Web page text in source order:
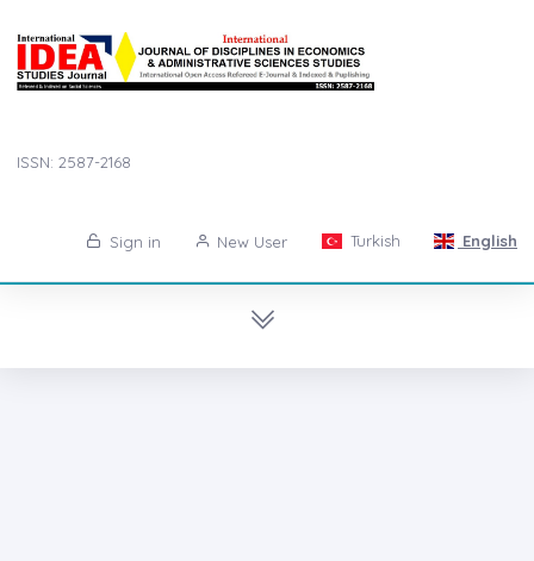
ISSN: 2587-2168
Sign in New User Turkish English